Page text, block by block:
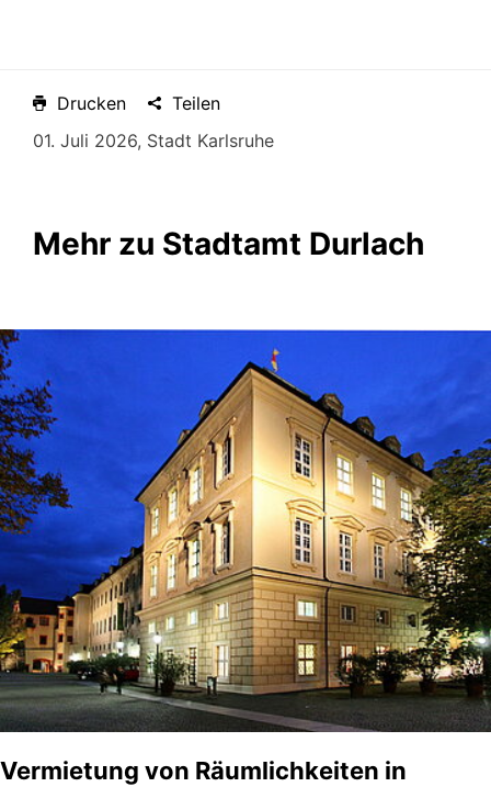
Drucken
Teilen
01. Juli 2026, Stadt Karlsruhe
Mehr zu Stadtamt Durlach
Vermietung von Räumlichkeiten in